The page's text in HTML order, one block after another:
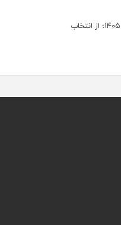
راهنمای جامع کولر گازی ۱۴۰۵؛ از انتخاب